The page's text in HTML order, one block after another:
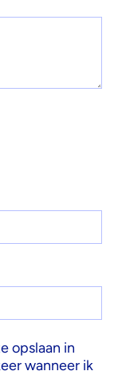
opslaan in
wanneer ik